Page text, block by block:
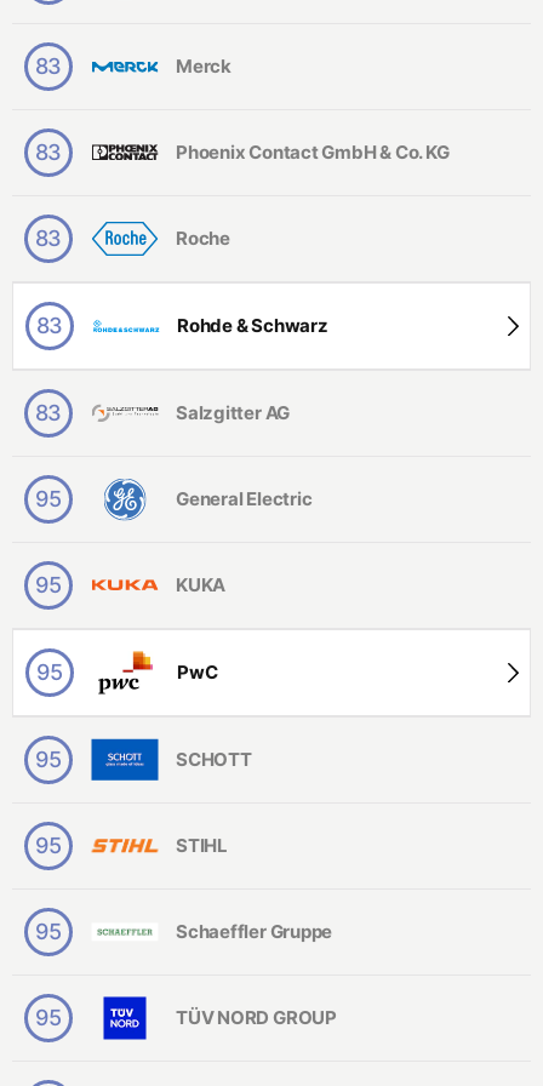
c
h
af
g
e
ur
w
e
s
e
n
83 Merck
83 Phoenix Contact GmbH & Co. KG
83 Roche
83 Rohde & Schwarz
83 Salzgitter AG
95 General Electric
95 KUKA
95 PwC
95 SCHOTT
95 STIHL
95 Schaeffler Gruppe
95 TÜV NORD GROUP